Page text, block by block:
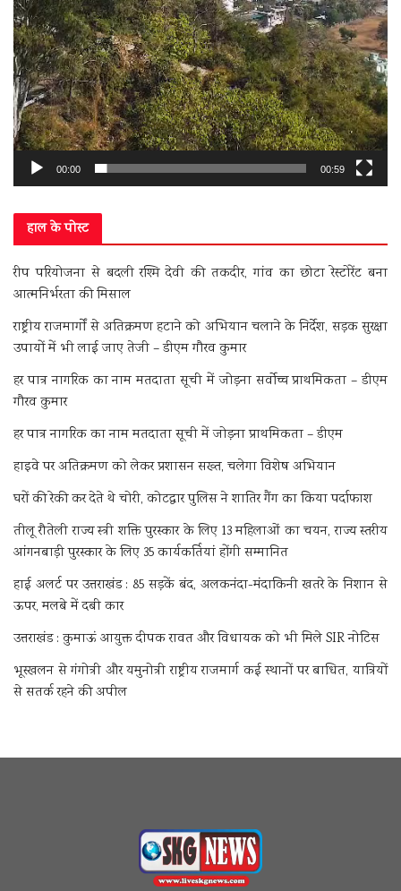
00:00 00:59
हाल के पोस्ट
रीप परियोजना से बदली रश्मि देवी की तकदीर, गांव का छोटा रेस्टोरेंट बना
आत्मनिर्भरता की मिसाल
राष्ट्रीय राजमार्गों से अतिक्रमण हटाने को अभियान चलाने के निर्देश, सड़क सुरक्षा
उपायों में भी लाई जाए तेजी – डीएम गौरव कुमार
हर पात्र नागरिक का नाम मतदाता सूची में जोड़ना सर्वोच्च प्राथमिकता – डीएम
गौरव कुमार
हर पात्र नागरिक का नाम मतदाता सूची में जोड़ना प्राथमिकता – डीएम
हाइवे पर अतिक्रमण को लेकर प्रशासन सख्त, चलेगा विशेष अभियान
घरों की रेकी कर देते थे चोरी, कोटद्वार पुलिस ने शातिर गैंग का किया पर्दाफाश
तीलू रौतेली राज्य स्त्री शक्ति पुरस्कार के लिए 13 महिलाओं का चयन, राज्य स्तरीय
आंगनबाड़ी पुरस्कार के लिए 35 कार्यकर्तियां होंगी सम्मानित
हाई अलर्ट पर उत्तराखंड : 85 सड़कें बंद, अलकनंदा-मंदाकिनी खतरे के निशान से
ऊपर, मलबे में दबी कार
उत्तराखंड : कुमाऊं आयुक्त दीपक रावत और विधायक को भी मिले SIR नोटिस
भूस्खलन से गंगोत्री और यमुनोत्री राष्ट्रीय राजमार्ग कई स्थानों पर बाधित, यात्रियों
से सतर्क रहने की अपील